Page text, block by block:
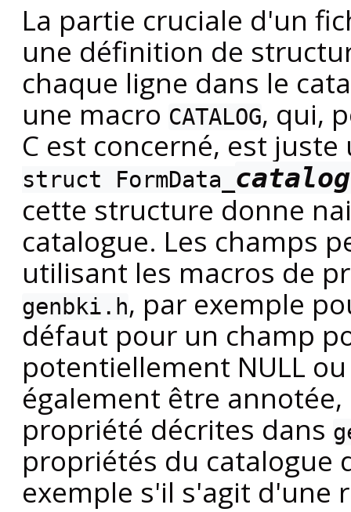
La partie cruciale d'un
une définition de
chaque ligne dans le
une macro CATALOG, qui,
C est concerné, est
struct FormData_
cette structure donne
catalogue. Les champs
utilisant les macros de
genbki.h, par exemple
défaut pour un champ
potentiellement NULL
également être
propriété décrites dans
propriétés du catalogue
exemple s'il s'agit d'une